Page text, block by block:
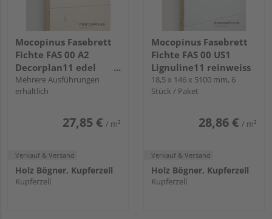
Mocopinus Fasebrett
Fichte FAS 00 A2
Decorplan11 edel
weiss
Mehrere Ausführungen
erhältlich
27,85 € / m²
Verkauf & Versand
Holz Bögner, Kupferzell
Kupferzell
Mocopinus Fasebrett
Fichte FAS 00 US1
Lignuline11 reinweiss
18,5 x 146 x 5100 mm, 6
Stück / Paket
28,86 € / m²
Verkauf & Versand
Holz Bögner, Kupferzell
Kupferzell